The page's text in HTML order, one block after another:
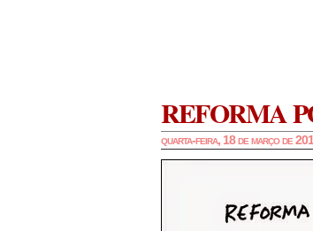
REFORMA
quarta-feira, 18 de março de